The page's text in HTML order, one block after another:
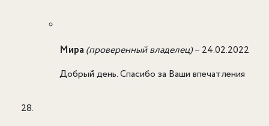
Мира (проверенный владелец)– 24.02.2022
Добрый день. Спасибо за Ваши впечатления